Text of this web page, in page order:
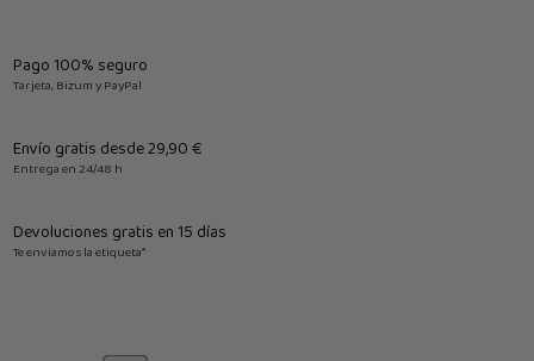
Pago 100% seguro
Tarjeta, Bizum y PayPal
Envío gratis desde 29,90 €
Entrega en 24/48 h
Devoluciones gratis en 15 días
Te enviamos la etiqueta*